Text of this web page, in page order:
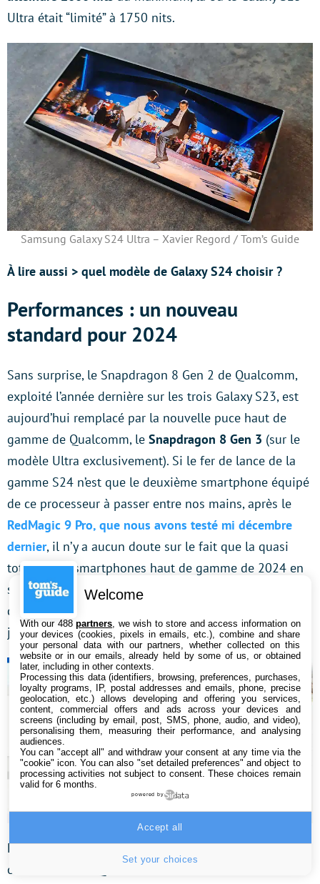
Ultra était “limité” à 1750 nits.
Samsung Galaxy S24 Ultra – Xavier Regord / Tom’s Guide
À lire aussi > quel modèle de Galaxy S24 choisir ?
Performances : un nouveau
standard pour 2024
Sans surprise, le Snapdragon 8 Gen 2 de Qualcomm,
exploité l’année dernière sur les trois Galaxy S23, est
aujourd’hui remplacé par la nouvelle puce haut de
gamme de Qualcomm, le Snapdragon 8 Gen 3 (sur le
modèle Ultra exclusivement). Si le fer de lance de la
gamme S24 n’est que le deuxième smartphone équipé
de ce processeur à passer entre nos mains, après le
RedMagic 9 Pro, que nous avons testé mi décembre
dernier, il n’y a aucun doute sur le fait que la quasi
totalité des smartphones haut de gamme de 2024 en
seront équipés. D’ailleurs, le ROG Phone 8 Pro d’Asus,
dont nous publierons le test dans les tout prochains
jours, embarque lui aussi le Snapdragon 8 Gen 3.
Lors de l’annonce officielle du Snapdragon 8 Gen 3, en
octobre dernier, Qualcomm avait annoncé une
Welcome
With our 488partners , we wish to store and access information on
your devices (cookies, pixels in emails, etc.), combine and share
your personal data with our partners, whether collected on this
website or in our emails, already held by some of us, or obtained
later, including in other contexts.
Processing this data (identifiers, browsing, preferences, purchases,
loyalty programs, IP, postal addresses and emails, phone, precise
geolocation, etc.) allows developing and offering you services,
content, commercial offers and ads across your devices and
screens (including by email, post, SMS, phone, audio, and video),
personalising them, measuring their performance, and analysing
audiences.
You can "accept all" and withdraw your consent at any time via the
"cookie" icon. You can also "set detailed preferences" and object to
processing activities not subject to consent. These choices remain
valid for 6 months.
powered by
Set your choices
Accept all